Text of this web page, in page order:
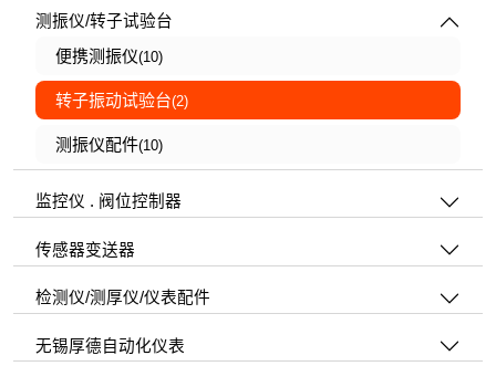
测振仪/转子试验台
便携测振仪(10)
转子振动试验台(2)
测振仪配件(10)
监控仪 . 阀位控制器
传感器变送器
检测仪/测厚仪/仪表配件
无锡厚德自动化仪表